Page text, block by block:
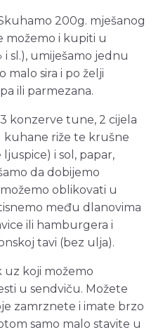
200g. mješanog
možemo i kupiti u
i sl.), umiješamo jednu
malo sira i po želji
ili parmezana.
konzerve tune, 2 cijela
kuhane riže te krušne
i sol, papar,
da dobijemo
oblikovati u
među dlanovima
ili hamburgera i
tavi (bez ulja).
uz koji možemo
u sendviču. Možete
zamrznete i imate brzo
samo malo stavite u